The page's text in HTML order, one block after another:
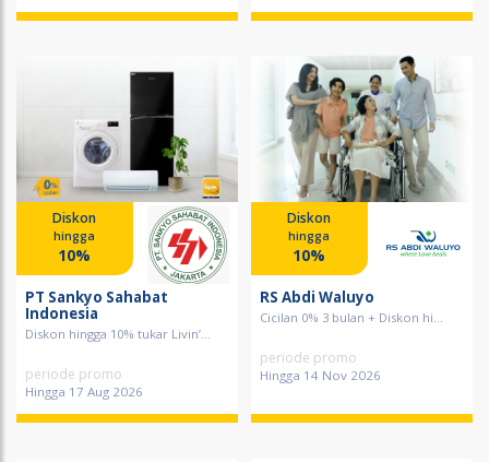
Diskon
hingga
10%
PT Sankyo Sahabat
Indonesia
Diskon hingga 10% tukar Livin’...
periode promo
Hingga 17 Aug 2026
Diskon
hingga
10%
RS Abdi Waluyo
Cicilan 0% 3 bulan + Diskon hi...
periode promo
Hingga 14 Nov 2026